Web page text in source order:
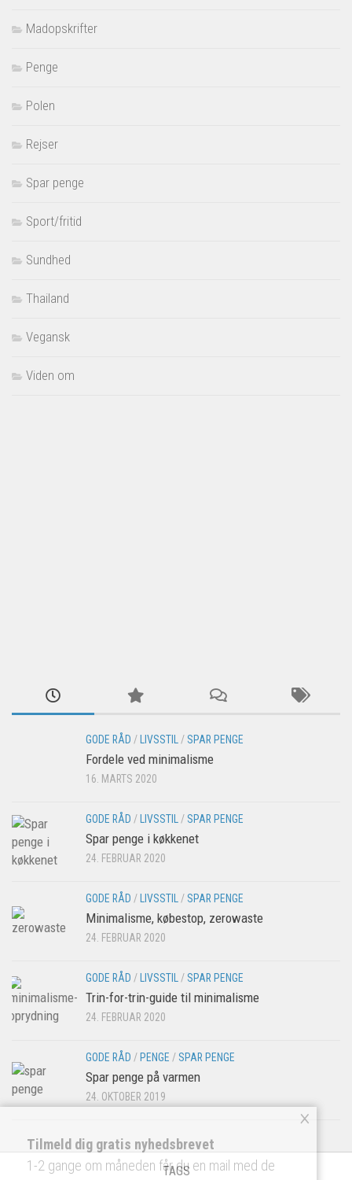
Madopskrifter
Penge
Polen
Rejser
Spar penge
Sport/fritid
Sundhed
Thailand
Vegansk
Viden om
GODE RÅD / LIVSSTIL / SPAR PENGE
Fordele ved minimalisme
16. MARTS 2020
GODE RÅD / LIVSSTIL / SPAR PENGE
Spar penge i køkkenet
24. FEBRUAR 2020
GODE RÅD / LIVSSTIL / SPAR PENGE
Minimalisme, købestop, zerowaste
24. FEBRUAR 2020
GODE RÅD / LIVSSTIL / SPAR PENGE
Trin-for-trin-guide til minimalisme
24. FEBRUAR 2020
GODE RÅD / PENGE / SPAR PENGE
Spar penge på varmen
24. OKTOBER 2019
TAGS
Tilmeld dig gratis nyhedsbrevet
1-2 gange om måneden får du en mail med de
×